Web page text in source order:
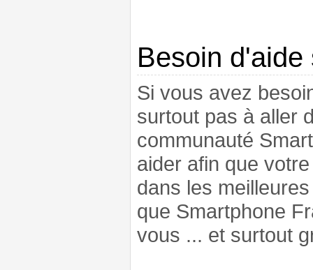
Besoin
Si vous avez
surtout pas à aller
communauté
aider afin que
dans les
que Smartphone
vous ... et surtout